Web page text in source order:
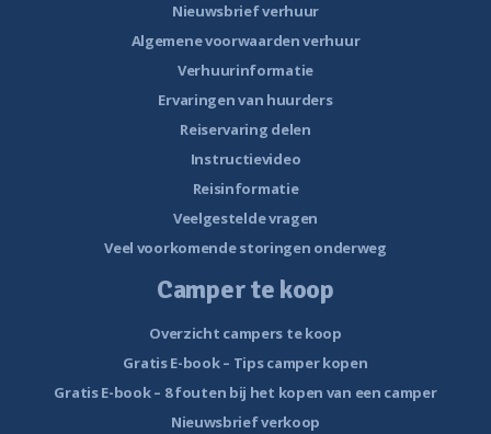
Nieuwsbrief verhuur
Algemene voorwaarden verhuur
Verhuurinformatie
Ervaringen van huurders
Reiservaring delen
Instructievideo
Reisinformatie
Veelgestelde vragen
Veel voorkomende storingen onderweg
Camper te koop
Overzicht campers te koop
Gratis E-book – Tips camper kopen
Gratis E-book – 8 fouten bij het kopen van een camper
Nieuwsbrief verkoop